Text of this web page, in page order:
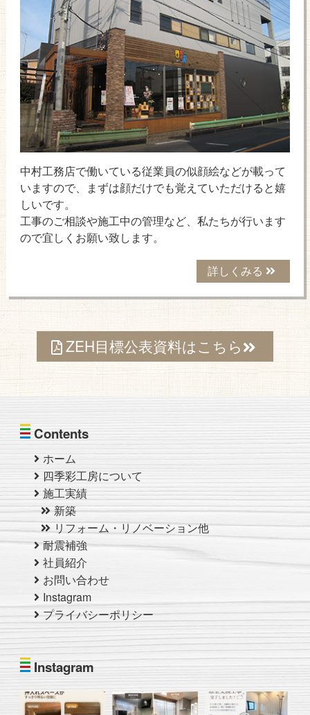
中村工務店で働いている従業員の似顔絵などが載って
いますので、まずは顔だけでも覚えていただけると嬉
しいです。
工事のご相談や施工中の管理など、私たちが行います
ので宜しくお願い致します。
詳しくみる
ZEH目標公表資料はこちら
Contents
ホーム
四季彩工房について
施工実績
新築
リフォーム・リノベーション他
耐震補強
社員紹介
お問い合わせ
Instagram
プライバシーポリシー
Instagram